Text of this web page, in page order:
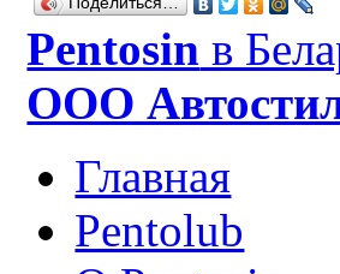
Рentosin в
ООО
Главная
Pentolub